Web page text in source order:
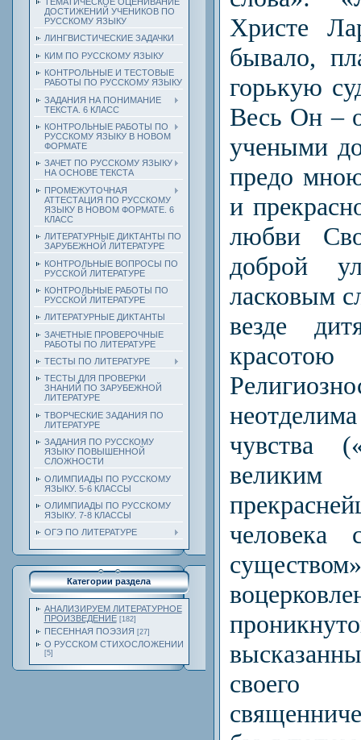
ДОСТИЖЕНИЙ УЧЕНИКОВ ПО
РУССКОМУ ЯЗЫКУ
ЛИНГВИСТИЧЕСКИЕ ЗАДАЧКИ
КИМ ПО РУССКОМУ ЯЗЫКУ
КОНТРОЛЬНЫЕ И ТЕСТОВЫЕ
РАБОТЫ ПО РУССКОМУ ЯЗЫКУ
ЗАДАНИЯ НА ПОНИМАНИЕ
ТЕКСТА. 6 КЛАСС
КОНТРОЛЬНЫЕ РАБОТЫ ПО
РУССКОМУ ЯЗЫКУ В НОВОМ
ФОРМАТЕ
ЗАЧЕТ ПО РУССКОМУ ЯЗЫКУ
НА ОСНОВЕ ТЕКСТА
ПРОМЕЖУТОЧНАЯ
АТТЕСТАЦИЯ ПО РУССКОМУ
ЯЗЫКУ В НОВОМ ФОРМАТЕ. 6
КЛАСС
ЛИТЕРАТУРНЫЕ ДИКТАНТЫ ПО
ЗАРУБЕЖНОЙ ЛИТЕРАТУРЕ
КОНТРОЛЬНЫЕ ВОПРОСЫ ПО
РУССКОЙ ЛИТЕРАТУРЕ
КОНТРОЛЬНЫЕ РАБОТЫ ПО
РУССКОЙ ЛИТЕРАТУРЕ
ЛИТЕРАТУРНЫЕ ДИКТАНТЫ
ЗАЧЕТНЫЕ ПРОВЕРОЧНЫЕ
РАБОТЫ ПО ЛИТЕРАТУРЕ
ТЕСТЫ ПО ЛИТЕРАТУРЕ
ТЕСТЫ ДЛЯ ПРОВЕРКИ
ЗНАНИЙ ПО ЗАРУБЕЖНОЙ
ЛИТЕРАТУРЕ
ТВОРЧЕСКИЕ ЗАДАНИЯ ПО
ЛИТЕРАТУРЕ
ЗАДАНИЯ ПО РУССКОМУ
ЯЗЫКУ ПОВЫШЕННОЙ
СЛОЖНОСТИ
ОЛИМПИАДЫ ПО РУССКОМУ
ЯЗЫКУ. 5-6 КЛАССЫ
ОЛИМПИАДЫ ПО РУССКОМУ
ЯЗЫКУ. 7-8 КЛАССЫ
ОГЭ ПО ЛИТЕРАТУРЕ
Категории раздела
АНАЛИЗИРУЕМ ЛИТЕРАТУРНОЕ
ПРОИЗВЕДЕНИЕ [182]
ПЕСЕННАЯ ПОЭЗИЯ [27]
О РУССКОМ СТИХОСЛОЖЕНИИ
[5]
Христе
бывало,
горькую
Весь Он –
учеными
предо
и
любви
доброй
ласковым
везде
чувства
человека
своего